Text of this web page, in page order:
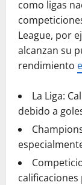
como ligas
League, por
alcanzan su
rendimiento
La Liga:
debido a